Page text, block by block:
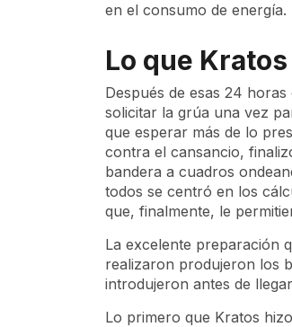
en el consumo de energía.
Lo que
Después de esas 24
solicitar la grúa una vez
que esperar más de lo
contra el cansancio,
bandera a cuadros
todos se centró en los
que, finalmente, le
La excelente preparación
realizaron produjeron los
introdujeron antes de
Lo primero que Kratos